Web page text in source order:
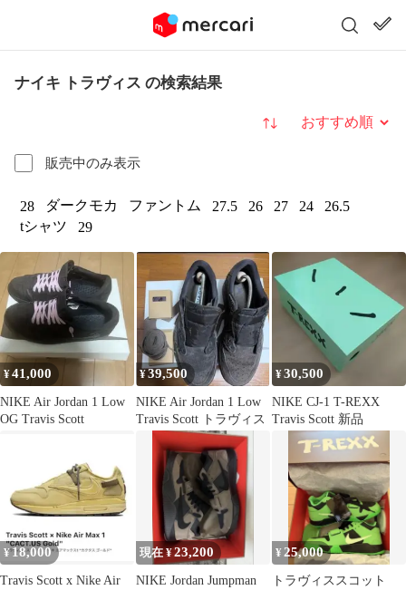
ナイキ トラヴィス の検索結果
販売中のみ表示
並び替え
28 ダークモカ ファントム 27.5 26 27 24
26.5
tシャツ
29
¥41,000
NIKE Air Jordan 1 Low
OG Travis Scott
¥39,500
NIKE Air Jordan 1 Low
Travis Scott トラヴィス
¥30,500
NIKE CJ-1 T-REXX
Travis Scott 新品
¥18,000
Travis Scott x Nike Air
現在 ¥23,200
NIKE Jordan Jumpman
¥ 25,000
トラヴィススコット